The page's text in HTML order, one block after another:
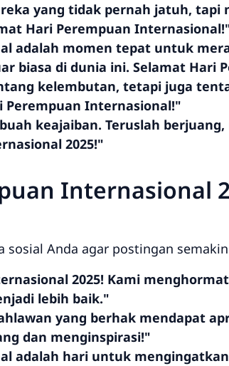
yang tidak pernah jatuh, tapi
Hari Perempuan
adalah momen tepat untuk
biasa di dunia ini. Selamat Hari
kelembutan, tetapi juga
Perempuan Internasional!"
keajaiban. Teruslah
2025!"
Internasional
Anda agar postingan
2025! Kami
lebih baik."
yang berhak mendapat
dan menginspirasi!"
adalah hari untuk